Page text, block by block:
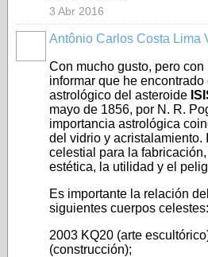
3 Abr 2016
Antônio Carlos Costa Lima
Con mucho gusto, pero con
informar que he
astrológico del asteroide
mayo de 1856, por N. R.
importancia astrológica
del vidrio y acristalamiento.
celestial para la
estética, la utilidad y el
Es importante la relación
siguientes cuerpos celestes:
2003 KQ20 (arte
(construcción);